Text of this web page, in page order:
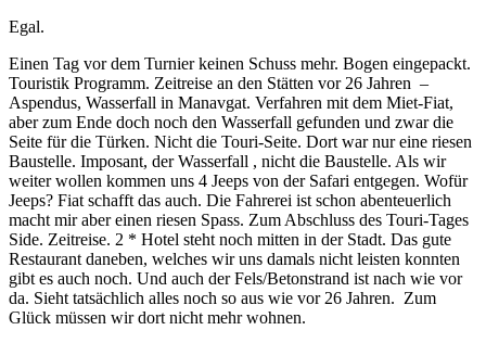
Egal.
Einen Tag vor dem Turnier keinen Schuss mehr. Bogen eingepackt.
Touristik Programm. Zeitreise an den Stätten vor 26 Jahren –
Aspendus, Wasserfall in Manavgat. Verfahren mit dem Miet-Fiat,
aber zum Ende doch noch den Wasserfall gefunden und zwar die
Seite für die Türken. Nicht die Touri-Seite. Dort war nur eine riesen
Baustelle. Imposant, der Wasserfall , nicht die Baustelle. Als wir
weiter wollen kommen uns 4 Jeeps von der Safari entgegen. Wofür
Jeeps? Fiat schafft das auch. Die Fahrerei ist schon abenteuerlich
macht mir aber einen riesen Spass. Zum Abschluss des Touri-Tages
Side. Zeitreise. 2 * Hotel steht noch mitten in der Stadt. Das gute
Restaurant daneben, welches wir uns damals nicht leisten konnten
gibt es auch noch. Und auch der Fels/Betonstrand ist nach wie vor
da. Sieht tatsächlich alles noch so aus wie vor 26 Jahren. Zum
Glück müssen wir dort nicht mehr wohnen.